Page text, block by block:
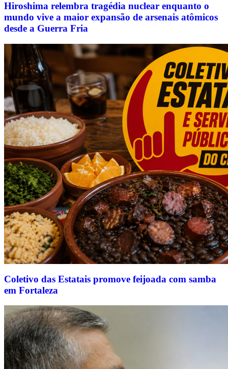
Hiroshima relembra tragédia nuclear enquanto o
mundo vive a maior expansão de arsenais atômicos
desde a Guerra Fria
Coletivo das Estatais promove feijoada com samba
em Fortaleza